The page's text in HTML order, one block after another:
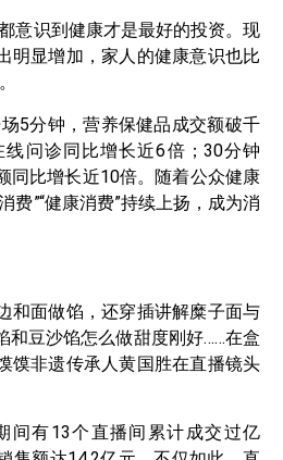
意识到健康才是最好的投资。现
明显增加，家人的健康意识也比
5分钟，营养保健品成交额破千
问诊同比增长近6倍；30分钟
同比增长近10倍。随着公众健康
费”“健康消费”持续上扬，成为消
和面做馅，还穿插讲解糜子面与
和豆沙馅怎么做甜度刚好……在盒
馍非遗传承人黄国胜在直播镜头
间有13个直播间累计成交过亿